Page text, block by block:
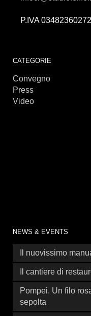
P.IVA 03482360272
CATEGORIE
Convegno
Press
Video
NEWS & EVENTS
Il nuovissimo
Il cantiere di
Pompei. Un filo
sepolta